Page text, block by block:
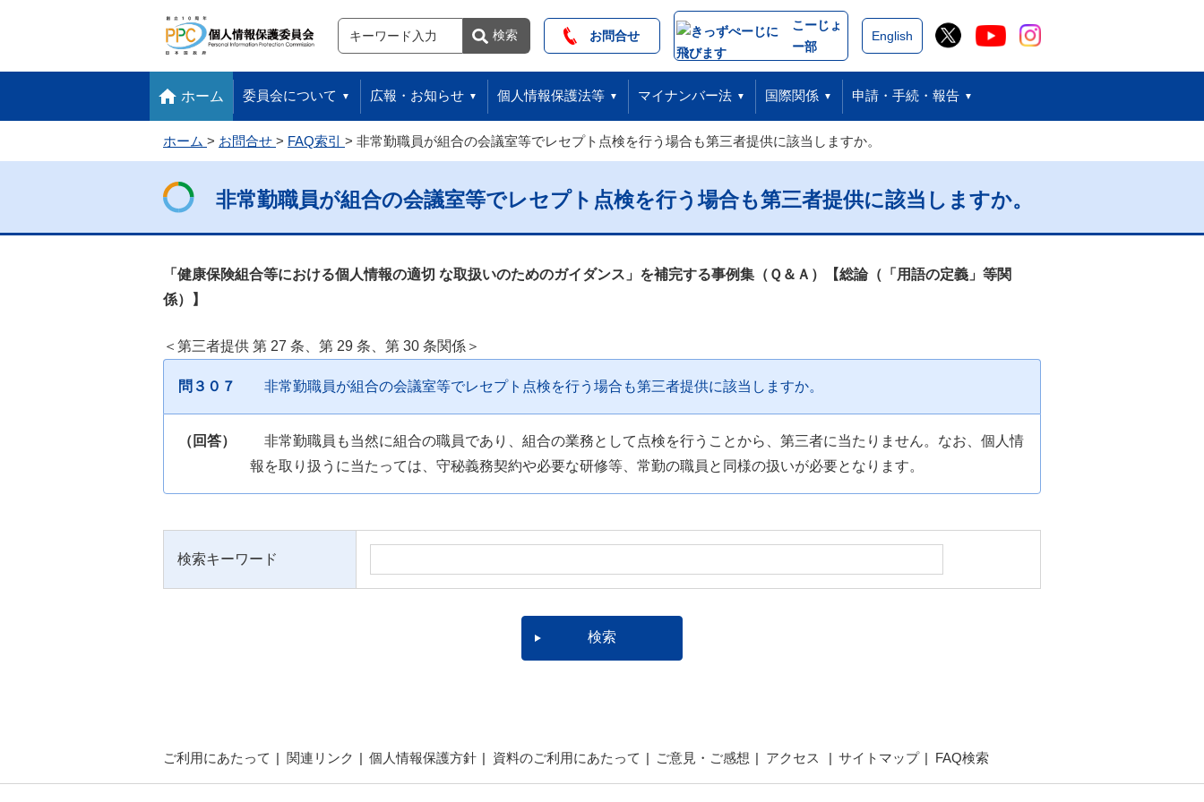
フッターへ移動します 閉じる
サイト内検索
検索 検索 お問合せ
こーじょ
ー部
English
ホーム 委員会について 広報・お知らせ 個人情報保護法等 マイナンバー法 国際関係 申請・手続・報告
ホーム お問合せ FAQ索引 非常勤職員が組合の会議室等でレセプト点検を行う場合も第三者提供に該当しますか。
非常勤職員が組合の会議室等でレセプト点検を行う場合も第三者提供に該当しますか。
「健康保険組合等における個人情報の適切 な取扱いのためのガイダンス」を補完する事例集（Ｑ＆Ａ）【総論（「用語の定義」等関
係）】
＜第三者提供 第 27 条、第 29 条、第 30 条関係＞
問３０７ 非常勤職員が組合の会議室等でレセプト点検を行う場合も第三者提供に該当しますか。
（回答）
非常勤職員も当然に組合の職員であり、組合の業務として点検を行うことから、第三者に当たりません。なお、個人情
報を取り扱うに当たっては、守秘義務契約や必要な研修等、常勤の職員と同様の扱いが必要となります。
検索キーワード
ご利用にあたって 関連リンク 個人情報保護方針 資料のご利用にあたって ご意見・ご感想 アクセス サイトマップ FAQ検索